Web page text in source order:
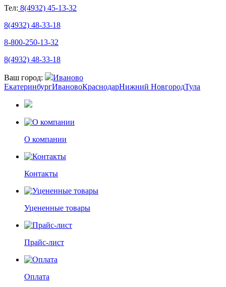
Тел: 8(4932) 45-13-32
8(4932) 48-33-18
8-800-250-13-32
8(4932) 48-33-18
Ваш город:
Иваново
ЕкатеринбургИвановоКраснодарНижний НовгородТула
О компании
Контакты
Уцененные товары
Прайс-лист
Оплата